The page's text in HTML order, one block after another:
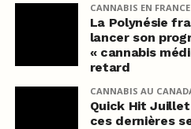
CANNABIS EN FRANCE
La Polynésie
lancer son
« cannabis
retard
CANNABIS AU
Quick Hit Juillet
ces dernières